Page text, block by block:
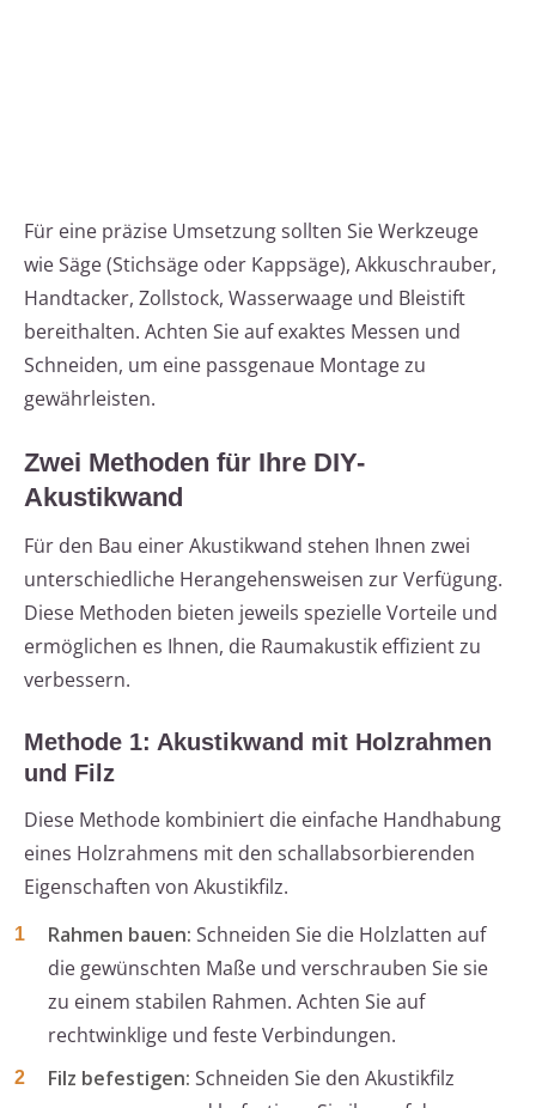
Für eine präzise Umsetzung sollten Sie Werkzeuge
wie Säge (Stichsäge oder Kappsäge), Akkuschrauber,
Handtacker, Zollstock, Wasserwaage und Bleistift
bereithalten. Achten Sie auf exaktes Messen und
Schneiden, um eine passgenaue Montage zu
gewährleisten.
Zwei Methoden für Ihre DIY-
Akustikwand
Für den Bau einer Akustikwand stehen Ihnen zwei
unterschiedliche Herangehensweisen zur Verfügung.
Diese Methoden bieten jeweils spezielle Vorteile und
ermöglichen es Ihnen, die Raumakustik effizient zu
verbessern.
Methode 1: Akustikwand mit Holzrahmen
und Filz
Diese Methode kombiniert die einfache Handhabung
eines Holzrahmens mit den schallabsorbierenden
Eigenschaften von Akustikfilz.
Rahmen bauen: Schneiden Sie die Holzlatten auf
die gewünschten Maße und verschrauben Sie sie
zu einem stabilen Rahmen. Achten Sie auf
rechtwinklige und feste Verbindungen.
Filz befestigen: Schneiden Sie den Akustikfilz